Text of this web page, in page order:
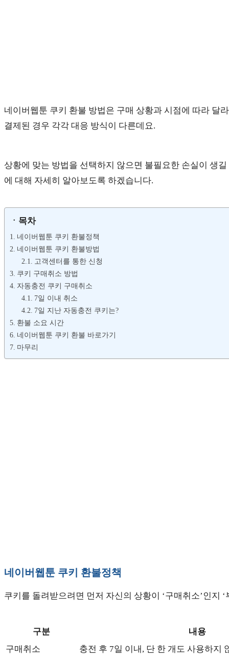
네이버웹툰 쿠키 환불 방법은 구매 상황과 시점에 따라 달
결제된 경우 각각 대응 방식이 다른데요.
상황에 맞는 방법을 선택하지 않으면 불필요한 손실이 생
에 대해 자세히 알아보도록 하겠습니다.
ㆍ목차
네이버웹툰 쿠키 환불정책
네이버웹툰 쿠키 환불방법
고객센터를 통한 신청
쿠키 구매취소 방법
자동충전 쿠키 구매취소
7일 이내 취소
7일 지난 자동충전 쿠키는?
환불 소요 시간
네이버웹툰 쿠키 환불 바로가기
마무리
네이버웹툰 쿠키 환불정책
쿠키를 돌려받으려면 먼저 자신의 상황이 ‘구매취소’인지
구분
내용
구매취소
충전 후 7일 이내, 단 한 개도 사용하지